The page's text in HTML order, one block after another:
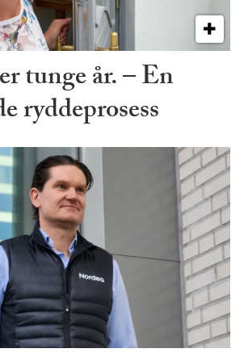
tunge år. – En
ryddeprosess